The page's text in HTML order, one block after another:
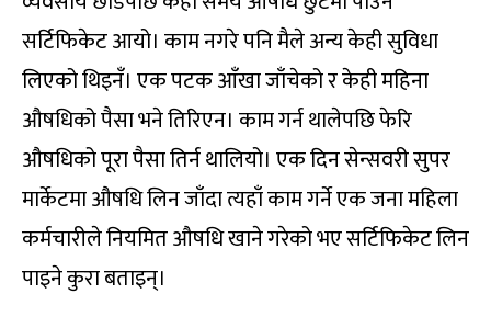
सर्टिफिकेट आयो। काम नगरे पनि मैले अन्य केही सुविधा
लिएको थिइनँ। एक पटक आँखा जाँचेको र केही महिना
औषधिको पैसा भने तिरिएन। काम गर्न थालेपछि फेरि
औषधिको पूरा पैसा तिर्न थालियो। एक दिन सेन्सवरी सुपर
मार्केटमा औषधि लिन जाँदा त्यहाँ काम गर्ने एक जना महिला
कर्मचारीले नियमित औषधि खाने गरेको भए सर्टिफिकेट लिन
पाइने कुरा बताइन्।